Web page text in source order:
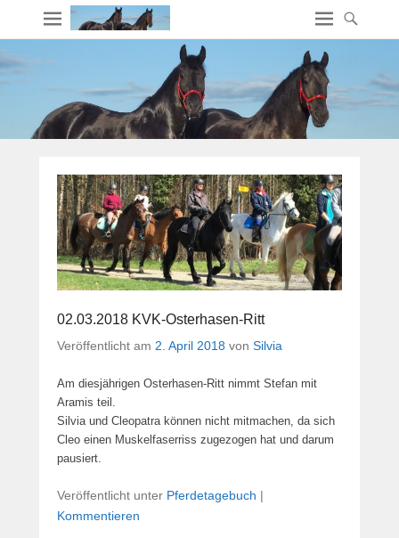
02.03.2018 KVK-Osterhasen-Ritt
Veröffentlicht am 2. April 2018 von Silvia
Am diesjährigen Osterhasen-Ritt nimmt Stefan mit
Aramis teil.
Silvia und Cleopatra können nicht mitmachen, da sich
Cleo einen Muskelfaserriss zugezogen hat und darum
pausiert.
Veröffentlicht unter Pferdetagebuch |
Kommentieren